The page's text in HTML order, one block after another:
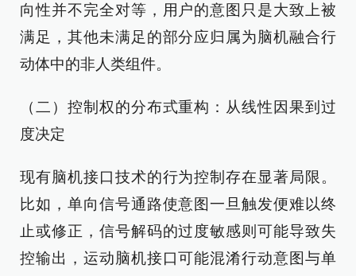
向性并不完全对等，用户的意图只是大致上被
满足，其他未满足的部分应归属为脑机融合行
动体中的非人类组件。
（二）控制权的分布式重构：从线性因果到过
度决定
现有脑机接口技术的行为控制存在显著局限。
比如，单向信号通路使意图一旦触发便难以终
止或修正，信号解码的过度敏感则可能导致失
控输出，运动脑机接口可能混淆行动意图与单